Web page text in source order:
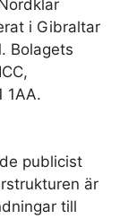
i Gibraltar
Bolagets
1AA.
publicist
är
till